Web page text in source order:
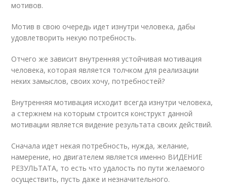
мотивов.
Мотив в свою очередь идет изнутри человека, дабы
удовлетворить некую потребность.
Отчего же зависит внутренняя устойчивая мотивация
человека, которая является толчком для реализации
неких замыслов, своих хочу, потребностей?
Внутренняя мотивация исходит всегда изнутри человека,
а стержнем на которым строится конструкт данной
мотивации является видение результата своих действий.
Сначала идет некая потребность, нужда, желание,
намерение, но двигателем является именно ВИДЕНИЕ
РЕЗУЛЬТАТА, то есть что удалость по пути желаемого
осуществить, пусть даже и незначительного.